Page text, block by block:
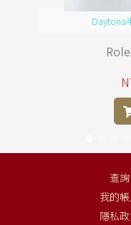
Daytona
查詢
我的帳
隱私